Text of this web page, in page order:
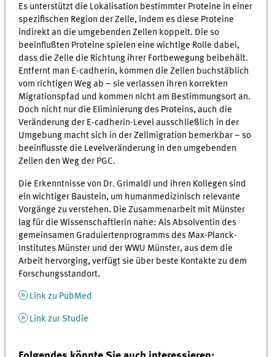
Es unterstützt die Lokalisation bestimmter Proteine in einer
spezifischen Region der Zelle, indem es diese Proteine
indirekt an die umgebenden Zellen koppelt. Die so
beeinflußten Proteine spielen eine wichtige Rolle dabei,
dass die Zelle die Richtung ihrer Fortbewegung beibehält.
Entfernt man E-cadherin, kommen die Zellen buchstäblich
vom richtigen Weg ab – sie verlassen ihren korrekten
Migrationspfad und kommen nicht am Bestimmungsort an.
Doch nicht nur die Eliminierung des Proteins, auch die
Veränderung der E-cadherin-Level ausschließlich in der
Umgebung macht sich in der Zellmigration bemerkbar – so
beeinflusste die Levelveränderung in den umgebenden
Zellen den Weg der PGC.
Die Erkenntnisse von Dr. Grimaldi und ihren Kollegen sind
ein wichtiger Baustein, um humanmedizinisch relevante
Vorgänge zu verstehen. Die Zusammenarbeit mit Münster
lag für die Wissenschaftlerin nahe: Als Absolventin des
gemeinsamen Graduiertenprogramms des Max-Planck-
Institutes Münster und der WWU Münster, aus dem die
Arbeit hervorging, verfügt sie über beste Kontakte zu dem
Forschungsstandort.
Link zu PubMed
Link zur Studie